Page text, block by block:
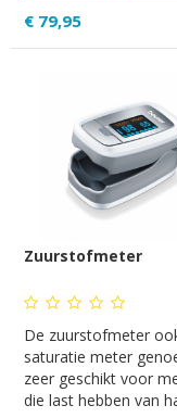
€ 79,95
Zuurstofmeter
De zuurstofmeter
saturatie meter
zeer geschikt voor
die last hebben van